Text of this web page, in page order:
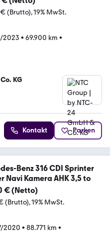
(Brutto) 19% MwSt.
2023 • 69.900 km •
KG
Kontakt Parken
Benz 316 CDI Sprinter
Navi Kamera AHK 3,5 to
€ (Netto)
(Brutto) 19% MwSt.
2020 • 88.771 km •